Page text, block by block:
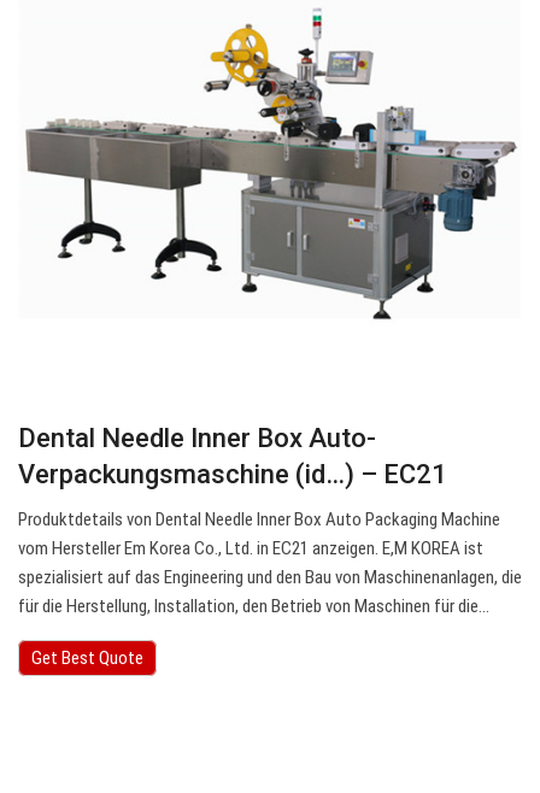
Dental Needle Inner Box Auto-
Verpackungsmaschine (id…) – EC21
Produktdetails von Dental Needle Inner Box Auto Packaging Machine
vom Hersteller Em Korea Co., Ltd. in EC21 anzeigen. E,M KOREA ist
spezialisiert auf das Engineering und den Bau von Maschinenanlagen, die
für die Herstellung, Installation, den Betrieb von Maschinen für die…
Get Best Quote